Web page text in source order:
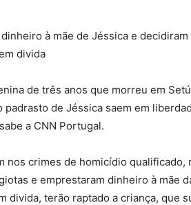
à mãe de Jéssica e
divida
de três anos que morreu em
padrasto de Jéssica saem em
a CNN Portugal.
nos crimes de homicídio qualificado,
e emprestaram dinheiro à mãe
divida, terão raptado a criança, que